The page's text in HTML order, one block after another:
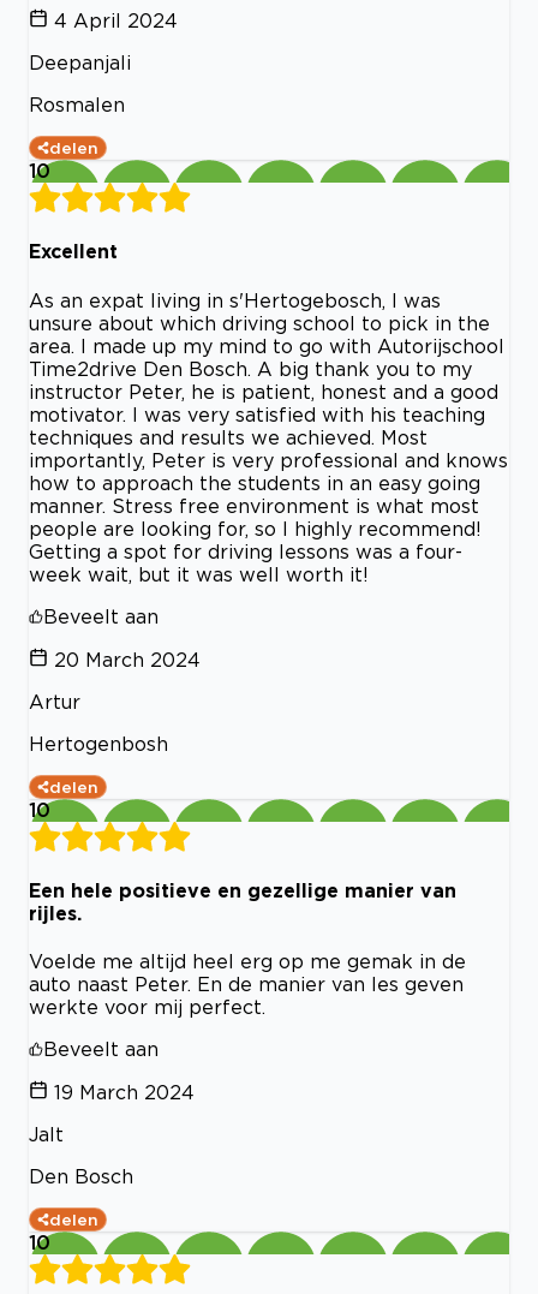
4 April 2024
Deepanjali
Rosmalen
delen
10
Excellent
As an expat living in s'Hertogebosch, I was
unsure about which driving school to pick in the
area. I made up my mind to go with Autorijschool
Time2drive Den Bosch. A big thank you to my
instructor Peter, he is patient, honest and a good
motivator. I was very satisfied with his teaching
techniques and results we achieved. Most
importantly, Peter is very professional and knows
how to approach the students in an easy going
manner. Stress free environment is what most
people are looking for, so I highly recommend!
Getting a spot for driving lessons was a four-
week wait, but it was well worth it!
Beveelt aan
20 March 2024
Artur
Hertogenbosh
delen
10
Een hele positieve en gezellige manier van
rijles.
Voelde me altijd heel erg op me gemak in de
auto naast Peter. En de manier van les geven
werkte voor mij perfect.
Beveelt aan
19 March 2024
Jalt
Den Bosch
delen
10